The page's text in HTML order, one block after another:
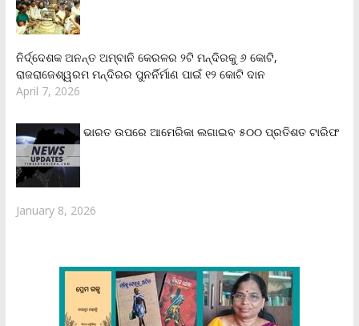
ନିର୍ଦ୍ଦେଶକ ଅନନ୍ତ ଅମ୍ବାନି କେରଳର ୨ଟି ମନ୍ଦିରକୁ ୬ କୋଟି,
ରାଜରାଜେଶ୍ୱରମ ମନ୍ଦିରର ପୁନର୍ନିର୍ମାଣ ପାଇଁ ୧୨ କୋଟି ଦାନ
April 7, 2026
ଭାରତ ଉପରେ ଆମେରିକା ଲଗାଇବ ୫୦୦ ପ୍ରତିଶତ ଟାରିଫ
January 8, 2026